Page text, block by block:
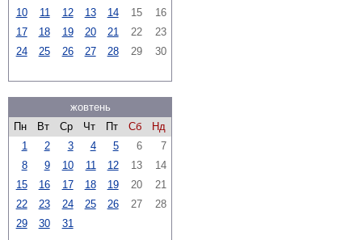
10 11 12 13 14 15
16
17
18 19 20 21 22
23
24
25 26 27 28 29 30
жовтень
Пн
Вт Ср Чт Пт Сб
Нд
1
2 3 4 5 6
7
8
9 10 11 12 13
14
15
16 17 18 19 20
21
22
23 24 25 26 27
28
29
30 31